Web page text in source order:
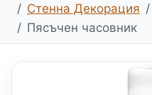
Стенна Декорация
Пясъчен часовник